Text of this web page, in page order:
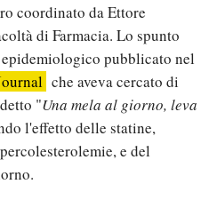
coordinato da Ettore
di Farmacia. Lo spunto
pubblicato nel
che aveva cercato di
"Una mela al giorno, leva
l'effetto delle statine,
e del